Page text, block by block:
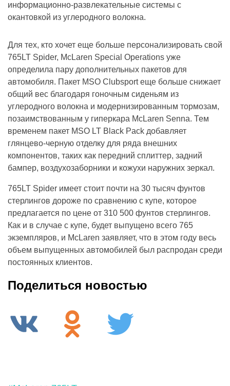
информационно-развлекательные системы с
окантовкой из углеродного волокна.
Для тех, кто хочет еще больше персонализировать свой
765LT Spider, McLaren Special Operations уже
определила пару дополнительных пакетов для
автомобиля. Пакет MSO Clubsport еще больше снижает
общий вес благодаря гоночным сиденьям из
углеродного волокна и модернизированным тормозам,
позаимствованным у гиперкара McLaren Senna. Тем
временем пакет MSO LT Black Pack добавляет
глянцево-черную отделку для ряда внешних
компонентов, таких как передний сплиттер, задний
бампер, воздухозаборники и кожухи наружних зеркал.
765LT Spider имеет стоит почти на 30 тысяч фунтов
стерлингов дороже по сравнению с купе, которое
предлагается по цене от 310 500 фунтов стерлингов.
Как и в случае с купе, будет выпущено всего 765
экземпляров, и McLaren заявляет, что в этом году весь
объем выпущенных автомобилей был распродан среди
постоянных клиентов.
Поделиться новостью